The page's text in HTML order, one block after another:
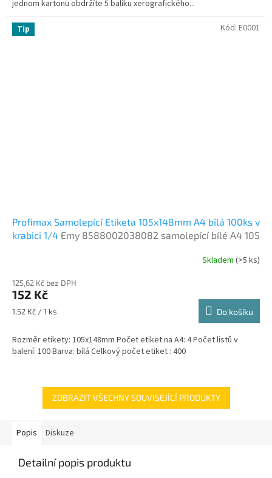
jednom kartonu obdržíte 5 balíku xerografického...
Tip
Profimax Samolepící Etiketa 105x148mm A4 bílá 100ks v
krabici 1/4 Emy 8588002038082 samolepící bílé A4 105
produktu
je
5,0
hvězdiček.
Skladem(>5 ks)
125,62 Kč bez DPH
152 Kč
Měrná
1,52 Kč / 1 ks Do košíku
Rozměr etikety: 105x148mm Počet etiket na A4: 4 Počet listů v
balení: 100 Barva: bílá Celkový počet etiket : 400
Kód: E0001
ZOBRAZIT VŠECHNY SOUVISEJÍCÍ PRODUKTY
Popis Diskuze
Detailní popis produktu